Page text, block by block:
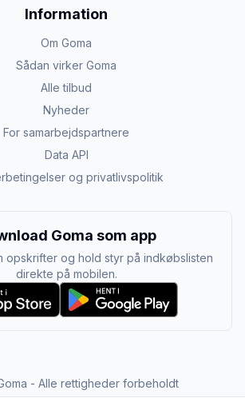
Information
Om Goma
Sådan virker Goma
Alle tilbud
Nyheder
For samarbejdspartnere
Data API
og privatlivspolitik
Goma som app
opskrifter og hold styr på indkøbslisten
direkte på mobilen.
- Alle rettigheder forbeholdt